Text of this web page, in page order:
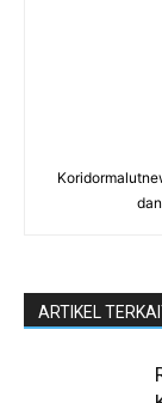
ARTIKEL